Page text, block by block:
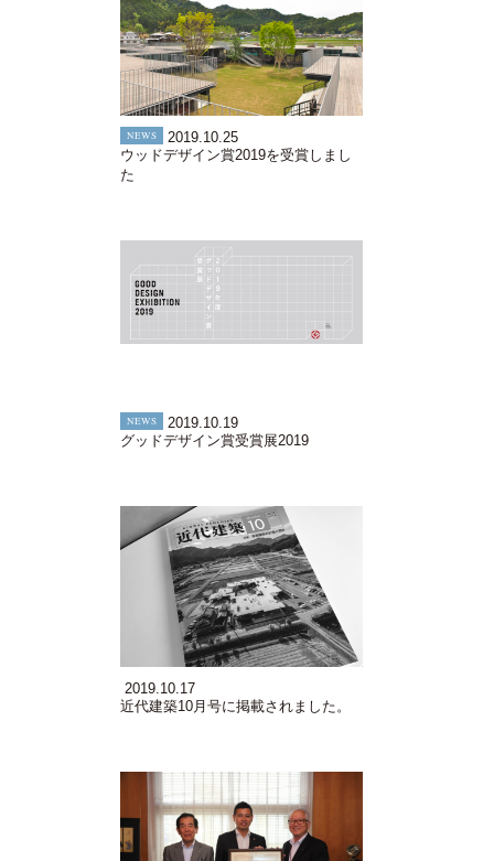
NEWS
2019.10.25
ウッドデザイン賞2019を受賞しまし
た
NEWS
2019.10.19
グッドデザイン賞受賞展2019
2019.10.17
近代建築10月号に掲載されました。